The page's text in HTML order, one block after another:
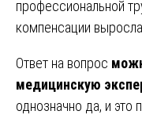
профессиональной
компенсации
Ответ на вопрос
медицинскую
однозначно да, и это